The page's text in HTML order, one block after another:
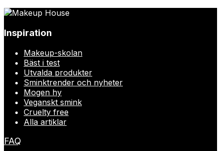
Inspiration
Makeup-skolan
Bäst i test
Utvalda produkter
Sminktrender och nyheter
Mogen hy
Veganskt smink
Cruelty free
Alla artiklar
FAQ